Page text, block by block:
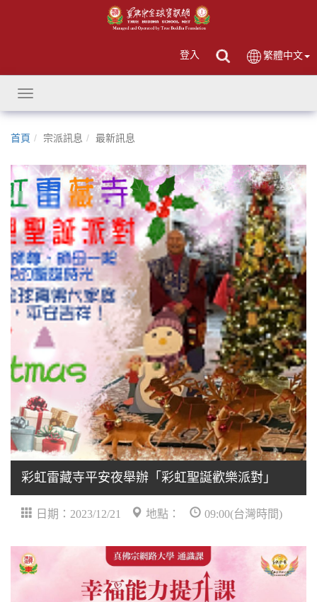
登入 繁體中文
Toggle
navigation
首頁 宗派訊息 最新訊息
彩虹雷藏寺平安夜舉辦「彩虹聖誕歡樂派對」
日期：2023/12/21 地點： 09:00(台灣時間)